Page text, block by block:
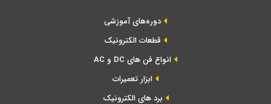
دوره‌های آموزشی
قطعات الکترونیک
انواع فن های DC و AC
ابزار تعمیرات
برد های الکترونیک